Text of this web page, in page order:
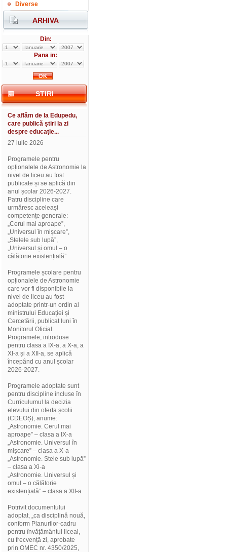
Diverse
ARHIVA
Din:
Pana in:
STIRI
Ce aflăm de la Edupedu,
care publică știri la zi
despre educație...
27 iulie 2026
Programele pentru
opționalele de Astronomie la
nivel de liceu au fost
publicate și se aplică din
anul școlar 2026-2027.
Patru discipline care
urmăresc aceleași
competențe generale:
„Cerul mai aproape”,
„Universul în mișcare”,
„Stelele sub lupă”,
„Universul și omul – o
călătorie existențială”
Programele școlare pentru
opționalele de Astronomie
care vor fi disponibile la
nivel de liceu au fost
adoptate printr-un ordin al
ministrului Educației și
Cercetării, publicat luni în
Monitorul Oficial.
Programele, introduse
pentru clasa a IX-a, a X-a, a
XI-a și a XII-a, se aplică
începând cu anul școlar
2026-2027.
Programele adoptate sunt
pentru discipline incluse în
Curriculumul la decizia
elevului din oferta școlii
(CDEOȘ), anume:
„Astronomie. Cerul mai
aproape” – clasa a IX-a
„Astronomie. Universul în
mișcare” – clasa a X-a
„Astronomie. Stele sub lupă”
– clasa a Xi-a
„Astronomie. Universul și
omul – o călătorie
existențială” – clasa a XII-a
Potrivit documentului
adoptat, „ca disciplină nouă,
conform Planurilor-cadru
pentru învățământul liceal,
cu frecvență zi, aprobate
prin OMEC nr. 4350/2025,